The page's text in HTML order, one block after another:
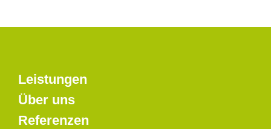
Leistungen
Über uns
Referenzen